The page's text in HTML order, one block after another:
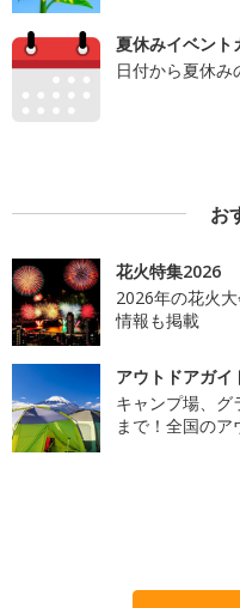
夏休みイベント
日付から夏休み
お
花火特集2026
2026年の花火
情報も掲載
アウトドアガイ
キャンプ場、グ
まで！全国の